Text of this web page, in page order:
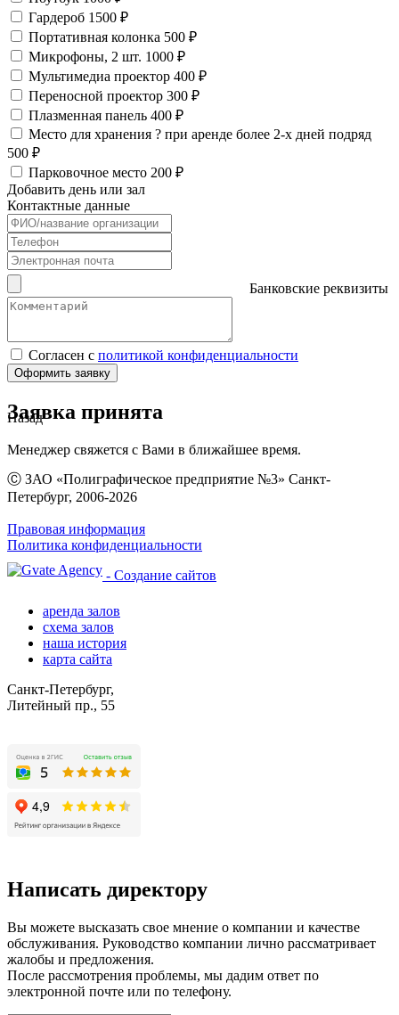
Гардероб 1500 ₽
Портативная колонка 500 ₽
Микрофоны, 2 шт. 1000 ₽
Мультимедиа проектор 400 ₽
Переносной проектор 300 ₽
Плазменная панель 400 ₽
Место для хранения ? при аренде более 2-х дней подряд
500 ₽
Парковочное место 200 ₽
Добавить день или зал
Контактные данные
Банковские реквизиты
Согласен с политикой конфиденциальности
Оформить заявку
Заявка принята
Менеджер свяжется с Вами в ближайшее время.
Назад
Ⓒ ЗАО «Полиграфическое предприятие №3» Санкт-
Петербург, 2006-2026
Правовая информация
Политика конфиденциальности
- Создание сайтов
аренда залов
схема залов
наша история
карта сайта
Санкт-Петербург,
Литейный пр., 55
Написать директору
Вы можете высказать свое мнение о компании и качестве
обслуживания. Руководство компании лично рассматривает
жалобы и предложения.
После рассмотрения проблемы, мы дадим ответ по
электронной почте или по телефону.